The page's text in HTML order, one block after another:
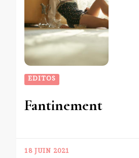
EDITOS
Fantinement
18 JUIN 2021